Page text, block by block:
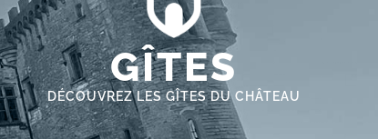
GÎTES
DÉCOUVREZ LES GÎTES DU CHÂTEAU